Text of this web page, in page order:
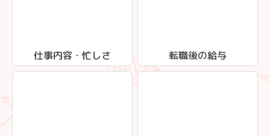
仕事内容・忙しさ 転職後の給与